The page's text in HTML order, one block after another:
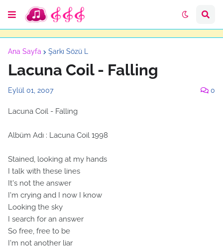
Ana Sayfa Şarkı Sözü L
Lacuna Coil - Falling
Eylül 01, 2007 0
Lacuna Coil - Falling
Albüm Adı : Lacuna Coil 1998
Stained, looking at my hands
I talk with these lines
It's not the answer
I'm crying and I now I know
Looking the sky
I search for an answer
So free, free to be
I'm not another liar